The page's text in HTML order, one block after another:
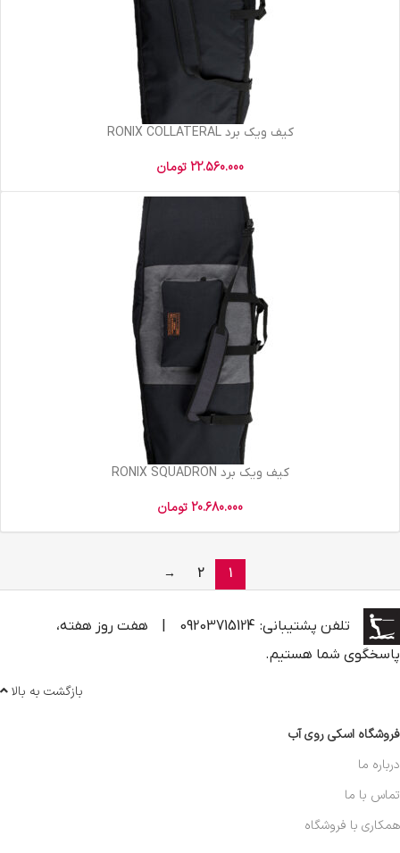
کیف ویک برد RONIX COLLATERAL
22.560.000تومان
کیف ویک برد RONIX SQUADRON
20.680.000تومان
1
2
→
تلفن پشتیبانی: 09203715124
هفت روز هفته،
پاسخگوی شما هستیم.
بازگشت به بالا
فروشگاه اسکی روی آب
درباره ما
تماس با ما
همکاری با فروشگاه